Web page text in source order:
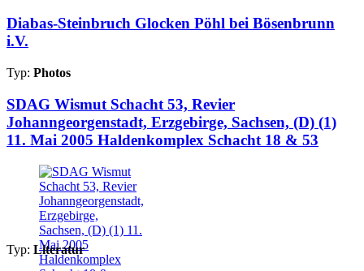
Diabas-Steinbruch Glocken Pöhl bei Bösenbrunn
i.V.
Typ: Photos
SDAG Wismut Schacht 53, Revier
Johanngeorgenstadt, Erzgebirge, Sachsen, (D) (1)
11. Mai 2005 Haldenkomplex Schacht 18 & 53
Typ: Literatur